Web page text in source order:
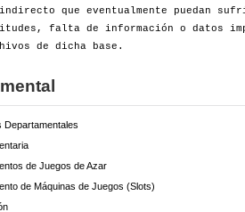
que eventualmente puedan
falta de información o datos
de dicha base.
Departamentales
de Juegos de Azar
de Máquinas de Juegos (Slots)